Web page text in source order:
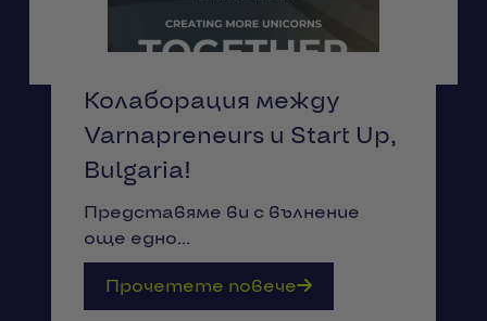
Колаборация между
Varnapreneurs и Start Up,
Bulgaria!
Представяме ви с вълнение
още едно...
Прочетете повече